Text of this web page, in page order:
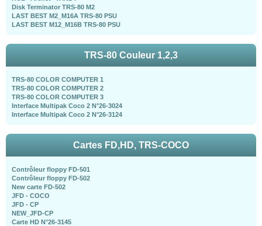
Disk Terminator TRS-80 M2
LAST BEST M2_M16A TRS-80 PSU
LAST BEST M12_M16B TRS-80 PSU
TRS-80 Couleur 1,2,3
TRS-80 COLOR COMPUTER 1
TRS-80 COLOR COMPUTER 2
TRS-80 COLOR COMPUTER 3
Interface Multipak Coco 2 N°26-3024
Interface Multipak Coco 2 N°26-3124
Cartes FD,HD, TRS-COCO
Contrôleur floppy FD-501
Contrôleur floppy FD-502
New carte FD-502
JFD - COCO
JFD - CP
NEW_JFD-CP
Carte HD N°26-3145